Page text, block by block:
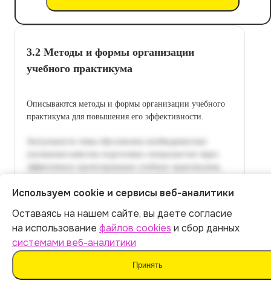
3.2 Методы и формы организации
учебного практикума
Описываются методы и формы организации учебного
практикума для повышения его эффективности.
Итог:399р.
Оплатить
Используем cookie и сервисы веб-аналитики
Оставаясь на нашем сайте, вы даете согласие
на использование файлов cookies и сбор данных
системами веб-аналитики
Принять